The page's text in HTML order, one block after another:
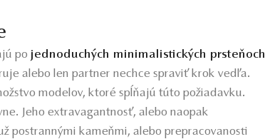
po jednoduchých minimalistických prsteňoch
alebo len partner nechce spraviť krok vedľa.
modelov, ktoré spĺňajú túto požiadavku.
Jeho extravagantnosť, alebo naopak
postrannými kameňmi, alebo prepracovanosti